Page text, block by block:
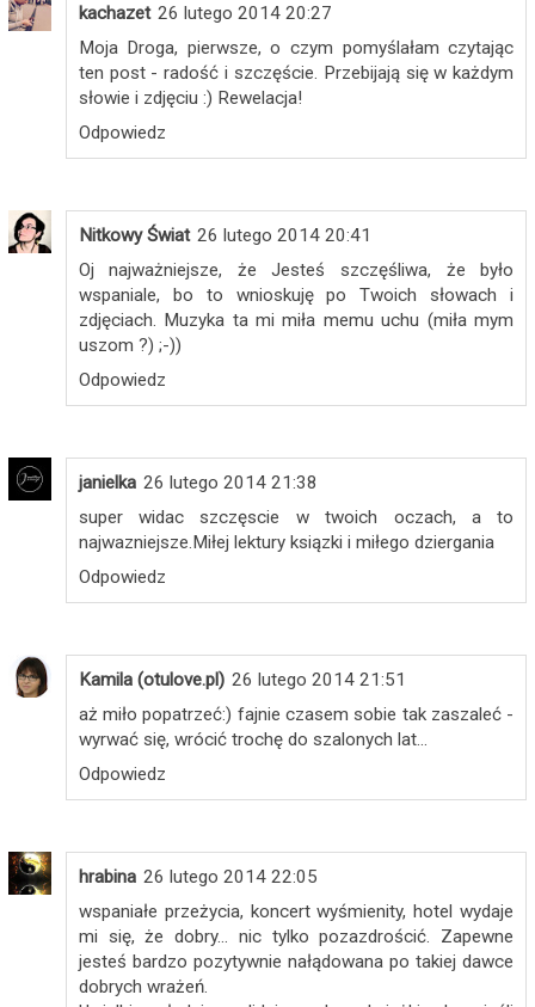
kachazet 26 lutego 2014 20:27
Moja Droga, pierwsze, o czym pomyślałam czytając
ten post - radość i szczęście. Przebijają się w każdym
słowie i zdjęciu :) Rewelacja!
Odpowiedz
Nitkowy Świat 26 lutego 2014 20:41
Oj najważniejsze, że Jesteś szczęśliwa, że było
wspaniale, bo to wnioskuję po Twoich słowach i
zdjęciach. Muzyka ta mi miła memu uchu (miła mym
uszom ?) ;-))
Odpowiedz
janielka 26 lutego 2014 21:38
super widac szczęscie w twoich oczach, a to
najwazniejsze.Miłej lektury ksiązki i miłego dziergania
Odpowiedz
Kamila (otulove.pl) 26 lutego 2014 21:51
aż miło popatrzeć:) fajnie czasem sobie tak zaszaleć -
wyrwać się, wrócić trochę do szalonych lat...
Odpowiedz
hrabina 26 lutego 2014 22:05
wspaniałe przeżycia, koncert wyśmienity, hotel wydaje
mi się, że dobry... nic tylko pozazdrościć. Zapewne
jesteś bardzo pozytywnie nałądowana po takiej dawce
dobrych wrażeń.